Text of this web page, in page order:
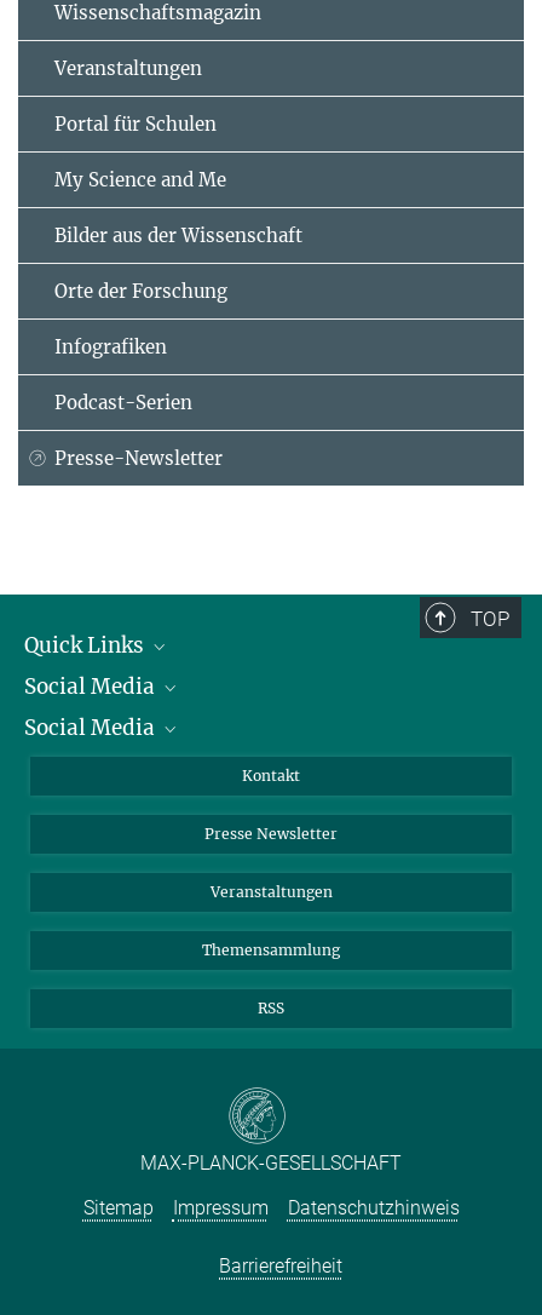
Wissenschaftsmagazin
Veranstaltungen
Portal für Schulen
My Science and Me
Bilder aus der Wissenschaft
Orte der Forschung
Infografiken
Podcast-Serien
Presse-Newsletter
TOP
Quick Links
Präsident
Zahlen und Fakten
Social Media
Bluesky
TikTok
Social Media
Instagram
YouTube
Kontakt
Presse Newsletter
Veranstaltungen
Themensammlung
RSS
MAX-PLANCK-GESELLSCHAFT
Sitemap
Impressum Datenschutzhinweis
Barrierefreiheit